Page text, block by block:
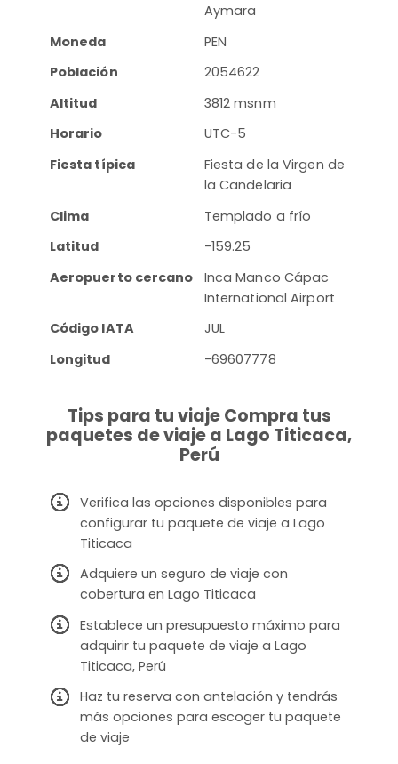
Aymara
Moneda
PEN
Población
2054622
Altitud
3812 msnm
Horario
UTC-5
Fiesta típica
Fiesta de la Virgen de
la Candelaria
Clima
Templado a frío
Latitud
-159.25
Aeropuerto cercano
Inca Manco Cápac
International Airport
Código IATA
JUL
Longitud
-69607778
Tips para tu viaje Compra tus
paquetes de viaje a Lago Titicaca,
Perú
Verifica las opciones disponibles para
configurar tu paquete de viaje a Lago
Titicaca
Adquiere un seguro de viaje con
cobertura en Lago Titicaca
Establece un presupuesto máximo para
adquirir tu paquete de viaje a Lago
Titicaca, Perú
Haz tu reserva con antelación y tendrás
más opciones para escoger tu paquete
de viaje